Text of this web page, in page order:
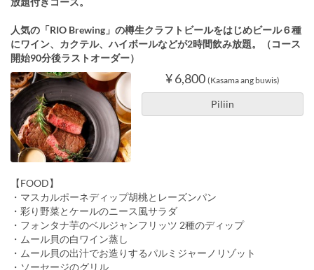
人気の「RIO Brewing」の樽生クラフトビールをはじめビール６種
にワイン、カクテル、ハイボールなどが2時間飲み放題。（コース
開始90分後ラストオーダー）
¥ 6,800 (Kasama ang buwis)
Piliin
【FOOD】
・マスカルポーネディップ胡桃とレーズンパン
・彩り野菜とケールのニース風サラダ
・フォンタナ芋のベルジャンフリッツ 2種のディップ
・ムール貝の白ワイン蒸し
・ムール貝の出汁でお造りするパルミジャーノリゾット
・ソーセージのグリル